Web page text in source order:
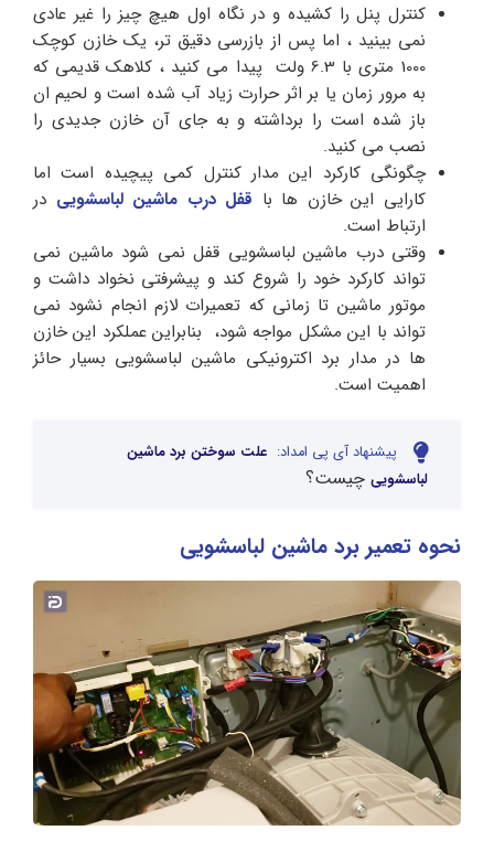
کنترل پنل را کشیده و در نگاه اول هیچ چیز را غیر عادی
نمی بینید ، اما پس از بازرسی دقیق تر، یک خازن کوچک
1000 متری با 6.3 ولت پیدا می کنید ، کلاهک قدیمی که
به مرور زمان یا بر اثر حرارت زیاد آب شده است و لحیم ان
باز شده است را برداشته و به جای آن خازن جدیدی را
نصب می کنید.
چگونگی کارکرد این مدار کنترل کمی پیچیده است اما
کارایی این خازن ها با قفل درب ماشین لباسشویی در
ارتباط است.
وقتی درب ماشین لباسشویی قفل نمی شود ماشین نمی
تواند کارکرد خود را شروع کند و پیشرفتی نخواد داشت و
موتور ماشین تا زمانی که تعمیرات لازم انجام نشود نمی
تواند با این مشکل مواجه شود، بنابراین عملکرد این خازن
ها در مدار برد اکترونیکی ماشین لباسشویی بسیار حائز
اهمیت است.
پیشنهاد آی پی امداد: علت سوختن برد ماشین
لباسشویی چیست؟
نحوه تعمیر برد ماشین لباسشویی